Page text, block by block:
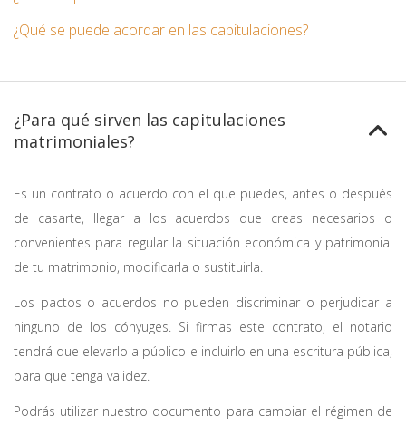
¿Qué se puede acordar en las capitulaciones?
¿Para qué sirven las capitulaciones
matrimoniales?
Es un contrato o acuerdo con el que puedes, antes o después
de casarte, llegar a los acuerdos que creas necesarios o
convenientes para regular la situación económica y patrimonial
de tu matrimonio, modificarla o sustituirla.
Los pactos o acuerdos no pueden discriminar o perjudicar a
ninguno de los cónyuges. Si firmas este contrato, el notario
tendrá que elevarlo a público e incluirlo en una escritura pública,
para que tenga validez.
Podrás utilizar nuestro documento para cambiar el régimen de